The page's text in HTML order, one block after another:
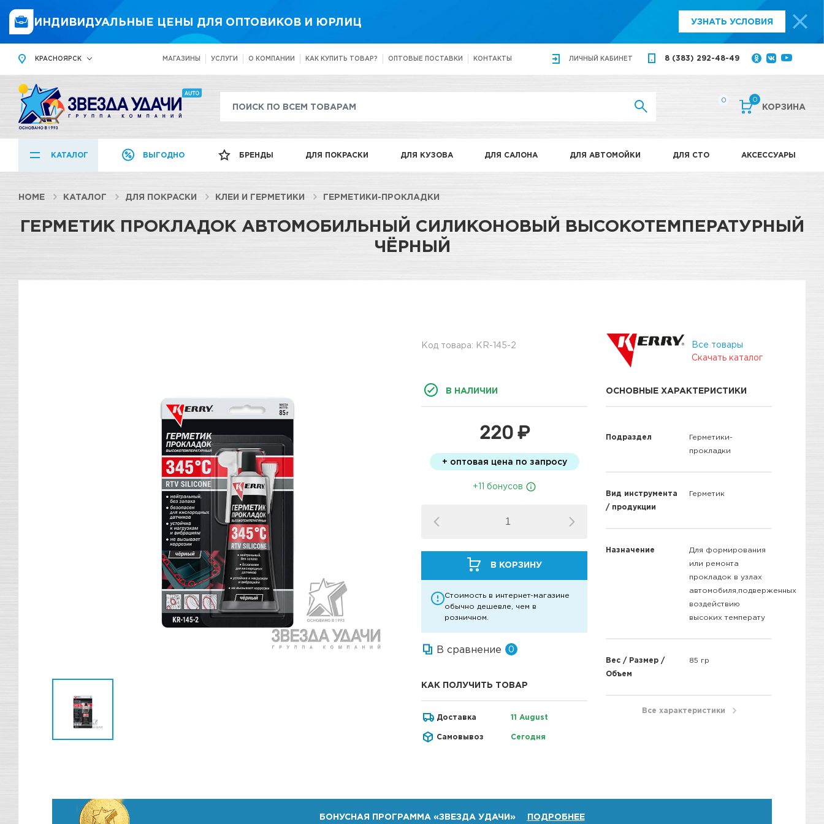
ИНДИВИДУАЛЬНЫЕ ЦЕНЫ ДЛЯ ОПТОВИКОВ И ЮРЛИЦ УЗНАТЬ УСЛОВИЯ
КРАСНОЯРСК МАГАЗИНЫ УСЛУГИ О КОМПАНИИ КАК КУПИТЬ ТОВАР? ОПТОВЫЕ ПОСТАВКИ КОНТАКТЫ ЛИЧНЫЙ КАБИНЕТ 8 (383) 292-48-49
0 0
КОРЗИНА
КАТАЛОГ ВЫГОДНО БРЕНДЫ ДЛЯ ПОКРАСКИ ДЛЯ КУЗОВА ДЛЯ САЛОНА ДЛЯ АВТОМОЙКИ ДЛЯ СТО АКСЕССУАРЫ
HOME КАТАЛОГ ДЛЯ ПОКРАСКИ КЛЕИ И ГЕРМЕТИКИ ГЕРМЕТИКИ-ПРОКЛАДКИ
ГЕРМЕТИК ПРОКЛАДОК АВТОМОБИЛЬНЫЙ СИЛИКОНОВЫЙ ВЫСОКОТЕМПЕРАТУРНЫЙ
ЧЁРНЫЙ
Код товара: KR-145-2
В НАЛИЧИИ
220 ₽
+ оптовая цена по запросу
+11 бонусов
В КОРЗИНУ
Стоимость в интернет-магазине
обычно дешевле, чем в
розничном.
В сравнение 0
КАК ПОЛУЧИТЬ ТОВАР
Доставка 11 August
Самовывоз Сегодня
Все товары
Скачать каталог
ОСНОВНЫЕ ХАРАКТЕРИСТИКИ
Подраздел
Герметики-
прокладки
Вид инструмента
/ продукции
Герметик
Назначение
Для формирования
или ремонта
прокладок в узлах
автомобиля,подверженных
воздействию
высоких температу
Вес / Размер /
Объем
85 гр
Все характеристики
БОНУСНАЯ ПРОГРАММА «ЗВЕЗДА УДАЧИ»
ПОДРОБНЕЕ